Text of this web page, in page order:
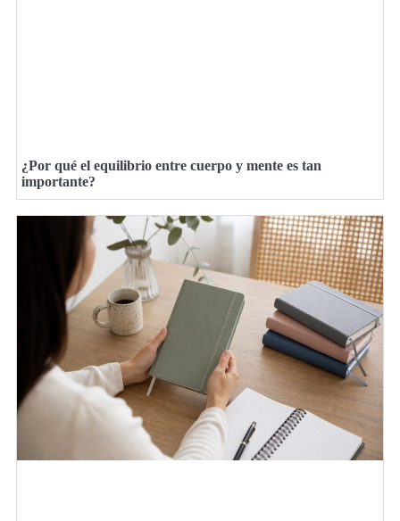
¿Por qué el equilibrio entre cuerpo y mente es tan
importante?